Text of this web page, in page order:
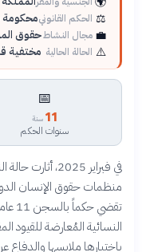
⚖️ الحكم القانونيمحكومة
💼 مجال النشاطحقوق
⚠️ الحالة الحالية مختفية
📅
11 سنة
سنوات الحكم
في فبراير
منظمات حقوق الإنسان
النسائية المُعارضة للقيود
باختيارها ملابسها